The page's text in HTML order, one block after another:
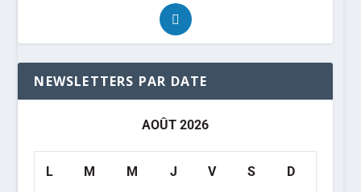
NEWSLETTERS PAR DATE
AOÛT 2026
L M M J V S D